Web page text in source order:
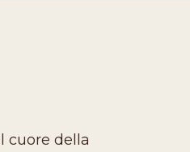
cuore della